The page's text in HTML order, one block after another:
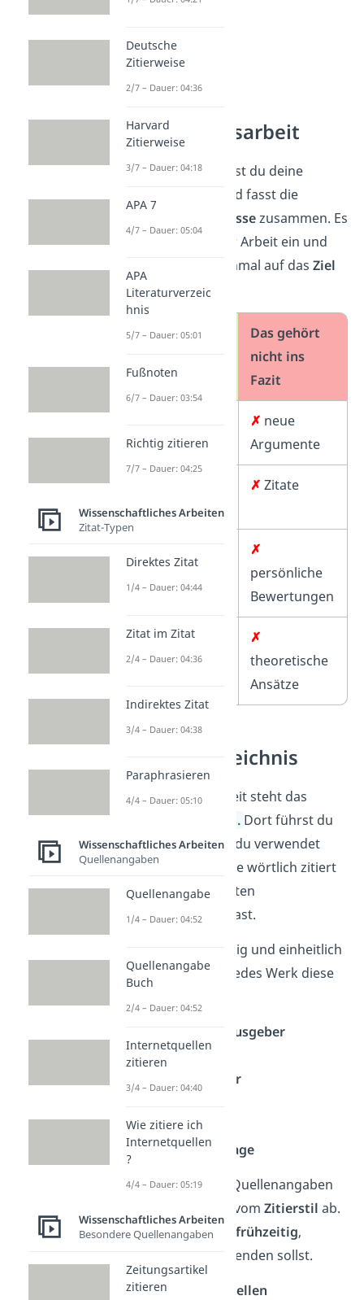
Fazit der Hausarbeit
ImFazitbeantwortest du deine
und fasst die
wichtigsten Ergebnissezusammen. Es
nimmt etwa 10 % der Arbeit ein und
bezieht sich noch einmal auf das Ziel
aus der Einleitung.
Das gehört ins
Das gehört
nicht ins
Fazit
Forschungsfrage
✗ neue
Argumente
Ergebnisse
✗ Zitate
✗
persönliche
Bewertungen
✓Ausblick
✗
theoretische
Ansätze
Literaturverzeichnis
AmEndedeiner Arbeit steht das
Literaturverzeichnis. Dort führst du
alleQuellenauf, die du verwendet
hast — egal, ob du sie wörtlich zitiert
oder in eigenen Worten
zusammengefasst hast.
Damit alles vollständig und einheitlich
ist, brauchst du für jedes Werk diese
Autor oder Herausgeber
Titel
Erscheinungsjahr
Verlag
(falls nötig)Auflage
WelcheFormdeine Quellenangaben
haben sollen, hängt vom Zitierstil ab.
Am besten klärst du frühzeitig,
welchen Stil du verwenden sollst.
Tipp:Sortiere die
Quellen
Deutsche
Zitierweise
2/7 – Dauer: 04:36
Harvard
Zitierweise
3/7 – Dauer: 04:18
APA 7
4/7 – Dauer: 05:04
APA
Literaturverzeic
hnis
5/7 – Dauer: 05:01
Fußnoten
6/7 – Dauer: 03:54
Richtig zitieren
7/7 – Dauer: 04:25
Wissenschaftliches Arbeiten
Zitat-Typen
Direktes Zitat
1/4 – Dauer: 04:44
Zitat im Zitat
2/4 – Dauer: 04:36
Indirektes Zitat
3/4 – Dauer: 04:38
Paraphrasieren
4/4 – Dauer: 05:10
Wissenschaftliches Arbeiten
Quellenangaben
Quellenangabe
1/4 – Dauer: 04:52
Quellenangabe
Buch
2/4 – Dauer: 04:52
Internetquellen
zitieren
3/4 – Dauer: 04:40
Wie zitiere ich
Internetquellen
?
4/4 – Dauer: 05:19
Wissenschaftliches Arbeiten
Besondere Quellenangaben
Zeitungsartikel
zitieren